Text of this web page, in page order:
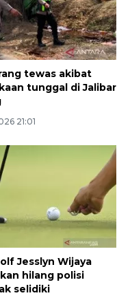
tewas akibat
tunggal di Jalibar
21:01
Jesslyn Wijaya
hilang polisi
selidiki